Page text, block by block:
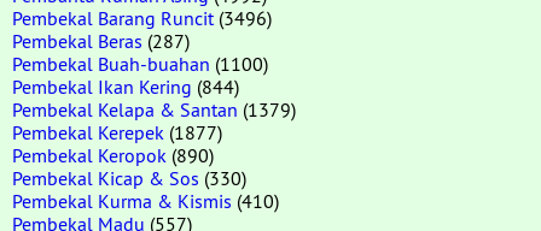
Pembekal Barang Runcit (3496)
Pembekal Beras (287)
Pembekal Buah-buahan (1100)
Pembekal Ikan Kering (844)
Pembekal Kelapa & Santan (1379)
Pembekal Kerepek (1877)
Pembekal Keropok (890)
Pembekal Kicap & Sos (330)
Pembekal Kurma & Kismis (410)
Pembekal Madu (557)